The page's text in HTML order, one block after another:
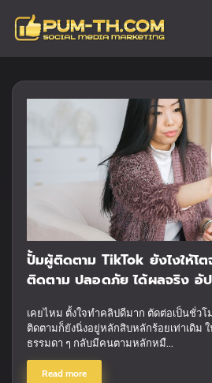
ปั้มผู้ติดตาม TikTok ยังไงให้โ
ติดตาม ปลอดภัย ได้ผลจริง อั
เคยไหม ตั้งใจทำคลิปดีมาก ตัดต่อเป็นชั่ว
ติดตามก็ยังนิ่งอยู่หลักสิบหลักร้อยเท่าเดิม
ธรรมดา ๆ กลับมีคนตามหลักหมื...
Read more